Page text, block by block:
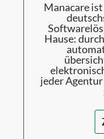
Manacare
Hause:
jeder